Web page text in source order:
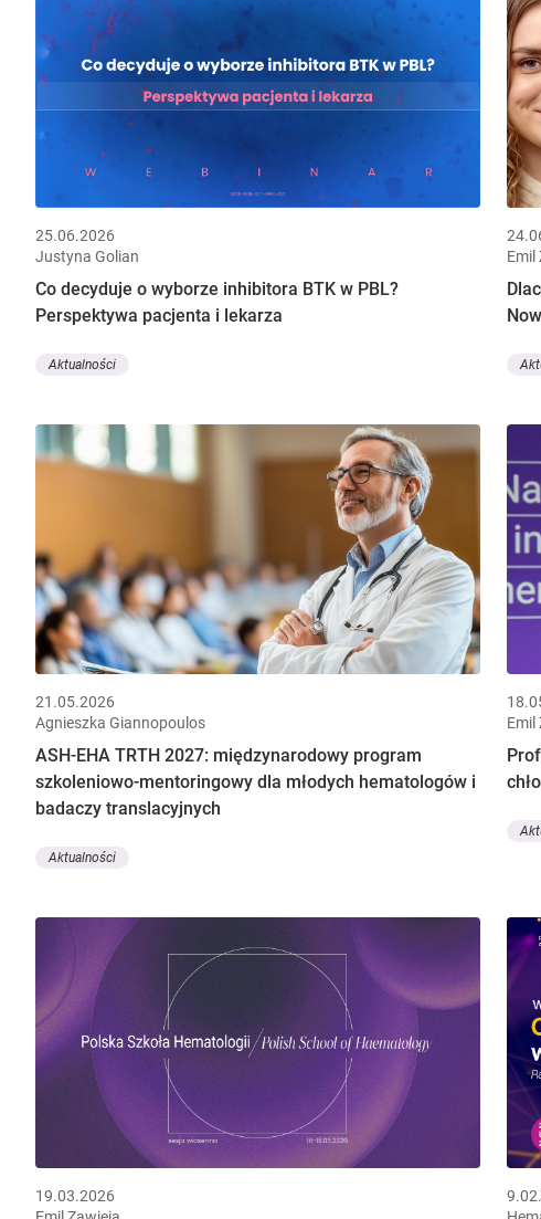
25.06.2026
Justyna Golian
Co decyduje o wyborze inhibitora BTK w PBL?
Perspektywa pacjenta i lekarza
Aktualności
Emil
21.05.2026
Agnieszka Giannopoulos
ASH-EHA TRTH 2027: międzynarodowy program
szkoleniowo-mentoringowy dla młodych hematologów i
badaczy translacyjnych
Aktualności
Emil
19.03.2026